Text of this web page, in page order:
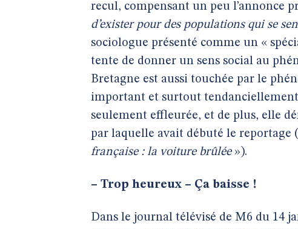
recul, compensant un peu l’annonce
d’exister pour des populations qui se
sociologue présenté comme un «
tente de donner un sens social au
Bretagne est aussi touchée par le
important et surtout
seulement effleurée, et de plus, elle
par laquelle avait débuté le reportage
française : la voiture brûlée»).
– Trop heureux – Ça baisse !
Dans le journal télévisé de M6 du 14